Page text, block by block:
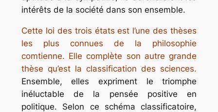
intérêts de la société dans son ensemble.
Cette loi des trois états est l’une des thèses
les plus connues de la philosophie
comtienne. Elle complète son autre grande
thèse qu’est la classification des sciences.
Ensemble, elles expriment le triomphe
inéluctable de la pensée positive en
politique. Selon ce schéma classificatoire,